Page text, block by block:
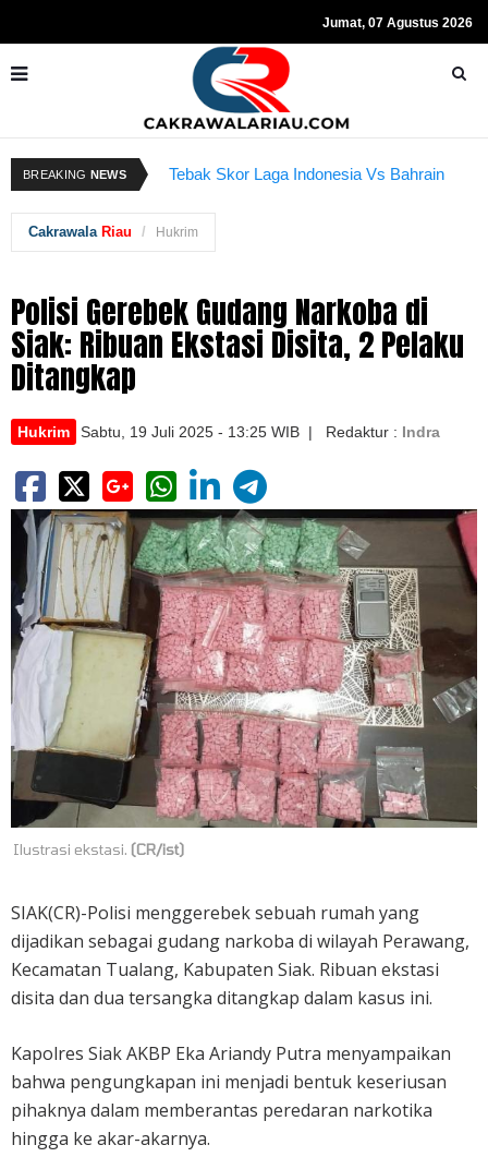
Jumat, 07 Agustus 2026
BREAKING NEWS Tebak Skor Laga Indonesia Vs Bahrain
Resmi Ditahan KPK, Hasto Kristiyanto
Sempat Teriakkan Kata "Merdeka"
Cakrawala Riau Hukrim
Polisi Gerebek Gudang Narkoba di
Siak: Ribuan Ekstasi Disita, 2 Pelaku
Ditangkap
Hukrim Sabtu, 19 Juli 2025 - 13:25 WIB | Redaktur : Indra
Ilustrasi ekstasi. (CR/ist)
SIAK(CR)-Polisi menggerebek sebuah rumah yang
dijadikan sebagai gudang narkoba di wilayah Perawang,
Kecamatan Tualang, Kabupaten Siak. Ribuan ekstasi
disita dan dua tersangka ditangkap dalam kasus ini.
Kapolres Siak AKBP Eka Ariandy Putra menyampaikan
bahwa pengungkapan ini menjadi bentuk keseriusan
pihaknya dalam memberantas peredaran narkotika
hingga ke akar-akarnya.